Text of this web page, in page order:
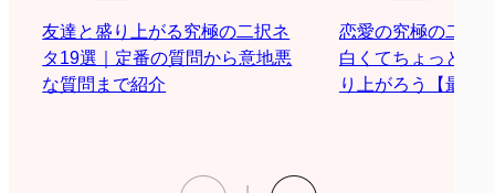
友達と盛り上がる究極の二択ネ
タ19選｜定番の質問から意地悪
な質問まで紹介
恋愛の究極の二択
白くてちょっと際
り上がろう【最新